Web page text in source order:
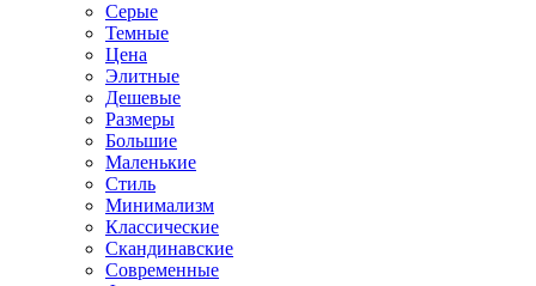
Серые
Темные
Цена
Элитные
Дешевые
Размеры
Большие
Маленькие
Стиль
Минимализм
Классические
Скандинавские
Современные